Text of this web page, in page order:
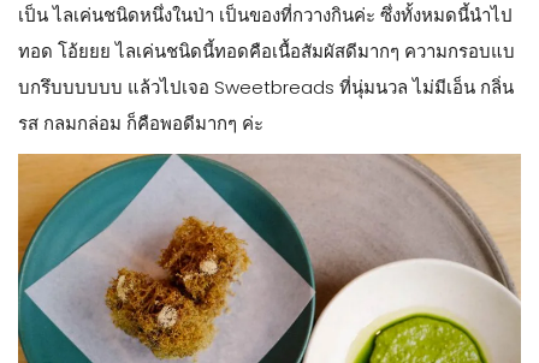
เป็น ไลเค่นชนิดหนึ่งในป่า เป็นของที่กวางกินค่ะ ซึ่งทั้งหมดนี้นำไป
ทอด โอ้ยยย ไลเค่นชนิดนี้ทอดคือเนื้อสัมผัสดีมากๆ ความกรอบแบ
บกรึบบบบบบ แล้วไปเจอ Sweetbreads ที่นุ่มนวล ไม่มีเอ็น กลิ่น
รส กลมกล่อม ก็คือพอดีมากๆ ค่ะ